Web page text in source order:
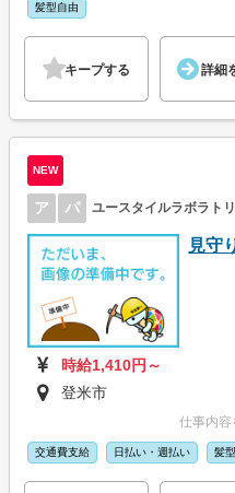
髪型自由
キープする 詳細
NEW
ア パ ユースタイルラボラト
見守
時給1,410円～
登米市
仕事内
交通費支給 日払い・週払い 髪